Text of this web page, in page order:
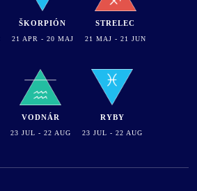
ŠKORPIÓN
21 APR - 20 MAJ
STRELEC
21 MAJ - 21 JUN
VODNÁR
23 JUL - 22 AUG
RYBY
23 JUL - 22 AUG